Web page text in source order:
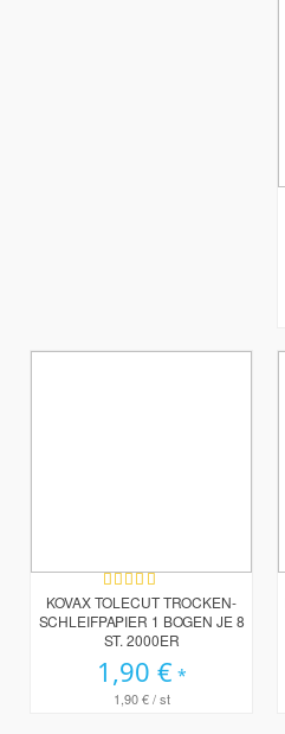
Bewertung:
100%
KOVAX TOLECUT TROCKEN-
SCHLEIFPAPIER 1 BOGEN JE 8
ST. 2000ER
1,90 €
1,90 €/ st